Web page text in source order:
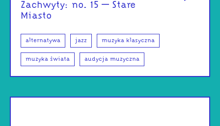
Zachwyty: no. 15 – Stare
Miasto
alternatywa jazz muzyka klasyczna
muzyka świata audycja muzyczna